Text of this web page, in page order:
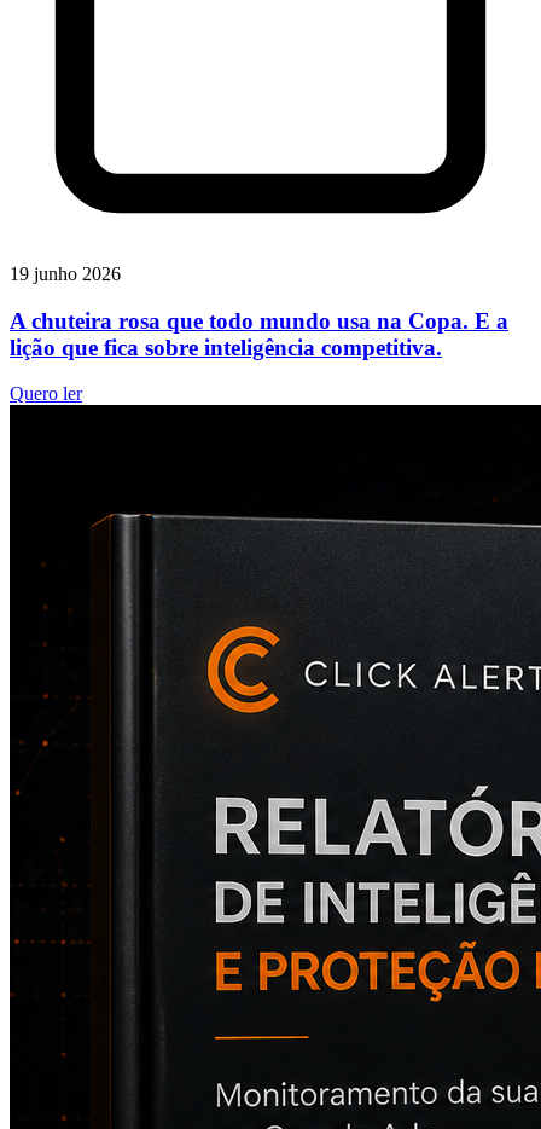
19 junho 2026
A chuteira rosa que todo mundo usa na Copa. E a
lição que fica sobre inteligência competitiva.
Quero ler